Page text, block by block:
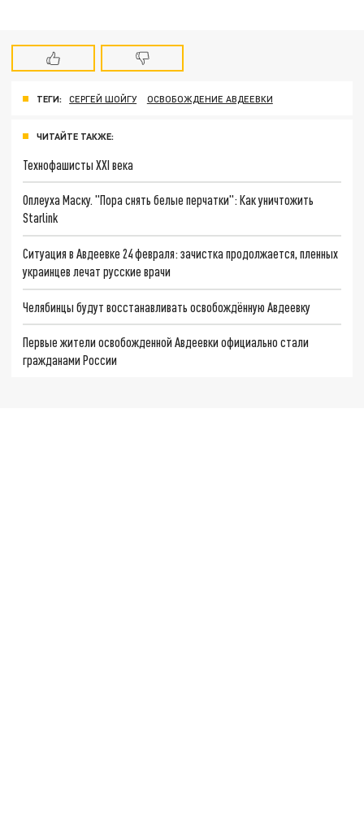
ТЕГИ: СЕРГЕЙ ШОЙГУ ОСВОБОЖДЕНИЕ АВДЕЕВКИ
ЧИТАЙТЕ ТАКЖЕ:
Технофашисты XXI века
Оплеуха Маску. "Пора снять белые перчатки": Как уничтожить
Starlink
Ситуация в Авдеевке 24 февраля: зачистка продолжается, пленных
украинцев лечат русские врачи
Челябинцы будут восстанавливать освобождённую Авдеевку
Первые жители освобожденной Авдеевки официально стали
гражданами России